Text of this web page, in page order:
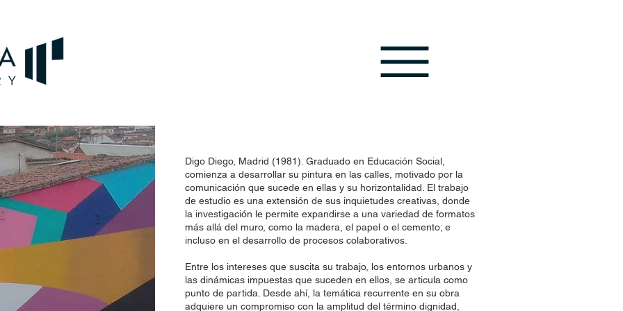
Digo Diego, Madrid (1981). Graduado en Educación Social,
comienza a desarrollar su pintura en las calles, motivado por la
comunicación que sucede en ellas y su horizontalidad. El trabajo
de estudio es una extensión de sus inquietudes creativas, donde
la investigación le permite expandirse a una variedad de formatos
más allá del muro, como la madera, el papel o el cemento; e
incluso en el desarrollo de procesos colaborativos.
Entre los intereses que suscita su trabajo, los entornos urbanos y
las dinámicas impuestas que suceden en ellos, se articula como
punto de partida. Desde ahí, la temática recurrente en su obra
adquiere un compromiso con la amplitud del término dignidad,